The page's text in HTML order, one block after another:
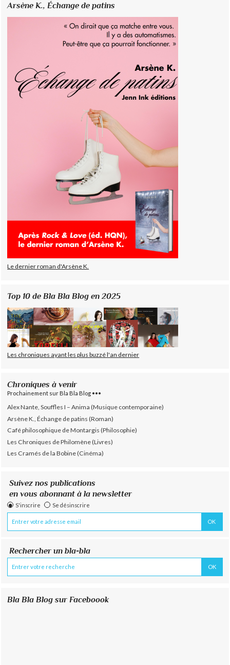
Arsène K.,Échange de patins
Le dernier roman d'Arsène K.
Top 10 de Bla Bla Blog en 2025
Les chroniques ayant les plus buzzé l'an dernier
Chroniques à venir
Prochainement sur Bla Bla Blog •••
Alex Nante, Souffles I – Anima (Musique contemporaine)
Arsène K., Échange de patins (Roman)
Café philosophique de Montargis (Philosophie)
Les Chroniques de Philomène (Livres)
Les Cramés de la Bobine (Cinéma)
Suivez nos publications
en vous abonnant à la newsletter
S'inscrire Se désinscrire
Rechercher un bla-bla
Bla Bla Blog sur Faceboook